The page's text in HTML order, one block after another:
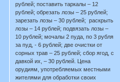
рублей; поставить таркалы – 12
рублей; обрезать лозы – 25 рублей;
зарезать лозы – 30 рублей; раскрыть
лозы – 14 рублей; подвязать лозы –
10 рублей; мочалы 2 пуда, по 3 рубля
за пуд, - 6 рублей; две очистки от
сорных трав – 25 рублей; сбор ягод, с
давкой их, – 30 рублей. Цена
орудиям, употребляемых местными
жителями для обработки своих